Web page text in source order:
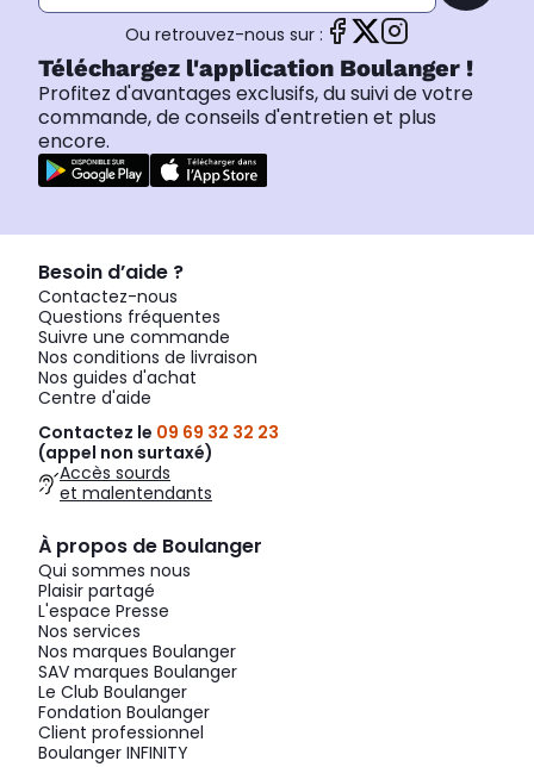
Ou retrouvez-nous sur :
Téléchargez l'application Boulanger !
Profitez d'avantages exclusifs, du suivi de votre
commande, de conseils d'entretien et plus
encore.
Besoin d’aide ?
Contactez-nous
Questions fréquentes
Suivre une commande
Nos conditions de livraison
Nos guides d'achat
Centre d'aide
Contactez le 09 69 32 32 23
(appel non surtaxé)
Accès sourds
et malentendants
À propos de Boulanger
Qui sommes nous
Plaisir partagé
L'espace Presse
Nos services
Nos marques Boulanger
SAV marques Boulanger
Le Club Boulanger
Fondation Boulanger
Client professionnel
Boulanger INFINITY